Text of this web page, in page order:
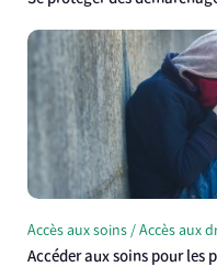
Accès aux soins / Accès aux
Accéder aux soins pour les